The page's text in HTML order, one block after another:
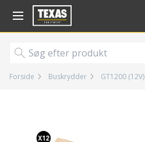
Gå til kurv (
Forside Buskrydder GT1200 (12V)